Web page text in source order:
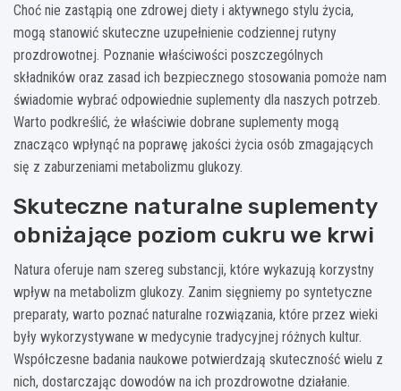
Choć nie zastąpią one zdrowej diety i aktywnego stylu życia,
mogą stanowić skuteczne uzupełnienie codziennej rutyny
prozdrowotnej. Poznanie właściwości poszczególnych
składników oraz zasad ich bezpiecznego stosowania pomoże nam
świadomie wybrać odpowiednie suplementy dla naszych potrzeb.
Warto podkreślić, że właściwie dobrane suplementy mogą
znacząco wpłynąć na poprawę jakości życia osób zmagających
się z zaburzeniami metabolizmu glukozy.
Skuteczne naturalne suplementy
obniżające poziom cukru we krwi
Natura oferuje nam szereg substancji, które wykazują korzystny
wpływ na metabolizm glukozy. Zanim sięgniemy po syntetyczne
preparaty, warto poznać naturalne rozwiązania, które przez wieki
były wykorzystywane w medycynie tradycyjnej różnych kultur.
Współczesne badania naukowe potwierdzają skuteczność wielu z
nich, dostarczając dowodów na ich prozdrowotne działanie.